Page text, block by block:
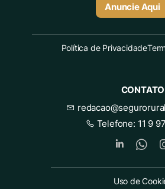
Anuncie Aqui
Política de Privacidade
CONTATO
Telefone: 11 9
Uso de